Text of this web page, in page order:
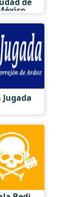
Jugada